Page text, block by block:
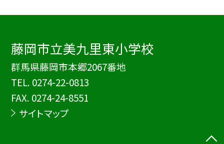
藤岡市立美九里東小学校
群馬県藤岡市本郷2067番地
TEL. 0274-22-0813
FAX. 0274-24-8551
サイトマップ